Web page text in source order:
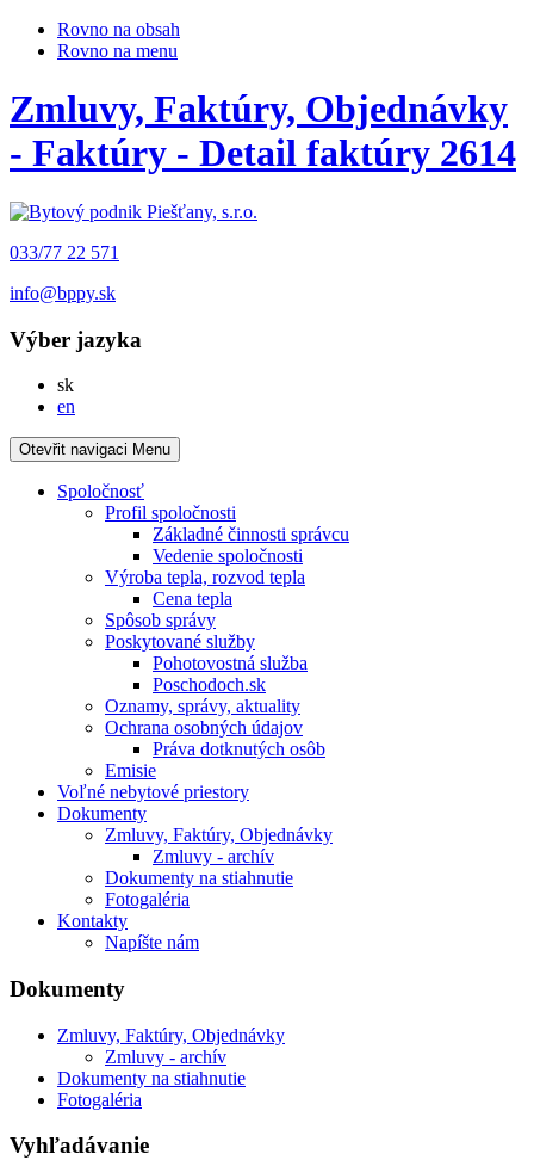
Rovno na obsah
Rovno na menu
Zmluvy, Faktúry, Objednávky
- Faktúry - Detail faktúry 2614
033/77 22 571
info@bppy.sk
Výber jazyka
skSlovensky
en
Otevřit navigaci Menu
Spoločnosť
Profil spoločnosti
Základné činnosti správcu
Vedenie spoločnosti
Výroba tepla, rozvod tepla
Cena tepla
Spôsob správy
Poskytované služby
Pohotovostná služba
Poschodoch.sk
Oznamy, správy, aktuality
Ochrana osobných údajov
Práva dotknutých osôb
Emisie
Voľné nebytové priestory
Dokumenty
Zmluvy, Faktúry, Objednávky
Zmluvy - archív
Dokumenty na stiahnutie
Fotogaléria
Kontakty
Napíšte nám
Dokumenty
Zmluvy, Faktúry, Objednávky
Zmluvy - archív
Dokumenty na stiahnutie
Fotogaléria
Vyhľadávanie